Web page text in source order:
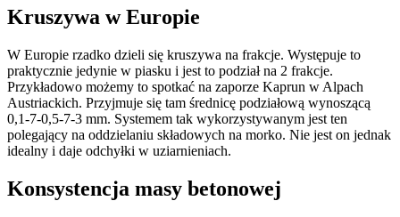
Kruszywa w Europie
W Europie rzadko dzieli się kruszywa na frakcje. Występuje to
praktycznie jedynie w piasku i jest to podział na 2 frakcje.
Przykładowo możemy to spotkać na zaporze Kaprun w Alpach
Austriackich. Przyjmuje się tam średnicę podziałową wynoszącą
0,1-7-0,5-7-3 mm. Systemem tak wykorzystywanym jest ten
polegający na oddzielaniu składowych na morko. Nie jest on jednak
idealny i daje odchyłki w uziarnieniach.
Konsystencja masy betonowej